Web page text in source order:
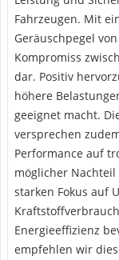
Fahrzeugen. Mit
Geräuschpegel
Kompromiss
dar. Positiv
höhere
geeignet macht.
versprechen
Performance auf
möglicher
starken Fokus auf
Energieeffizienz
empfehlen wir